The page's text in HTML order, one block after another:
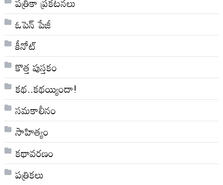
ఓపెన్ పేజీ
కీనోట్
కొత్త పుస్తకం
కథ..కథయ్యిందా!
సమకాలీనం
సాహిత్యం
కథావరణం
పత్రికలు